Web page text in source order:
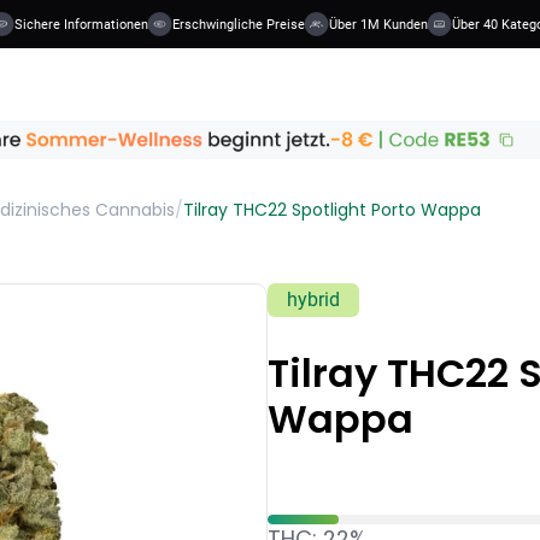
Sichere Informationen Erschwingliche Preise Über 1M Kunden Über 40
Cannabis/Tilray THC22 Spotlight Porto Wappa
hybrid
Tilray THC22
Wappa